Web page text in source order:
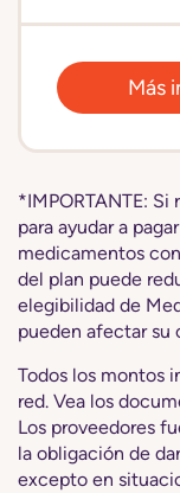
Más
*IMPORTANTE:
para ayudar a
medicamentos
del plan puede
elegibilidad de
pueden afectar su
Todos los montos
red. Vea los
Los proveedores
la obligación de
excepto en